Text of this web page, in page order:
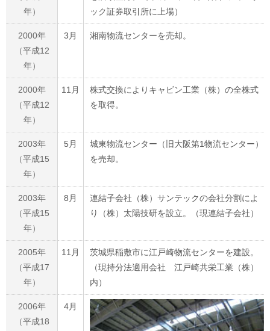
年）
ック証券取引所に上場）
2000年
（平成12
年）
3月 湘南物流センターを売却。
2000年
（平成12
年）
11月
株式交換によりキャビン工業（株）の全株式
を取得。
2003年
（平成15
年）
5月
城東物流センター（旧大阪第1物流センター）
を売却。
2003年
（平成15
年）
8月
連結子会社（株）サンテックの会社分割によ
り（株）太陽技研を設立。（現連結子会社）
2005年
（平成17
年）
11月
茨城県稲敷市に江戸崎物流センターを建設。
（現持分法適用会社 江戸崎共栄工業（株）
内）
2006年
（平成18
4月